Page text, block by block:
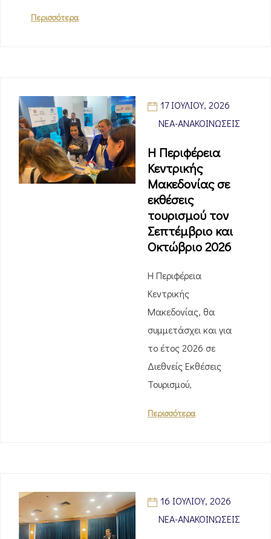
Περισσότερα
17 ΙΟΥΛΊΟΥ, 2026
ΝΈΑ-ΑΝΑΚΟΙΝΏΣΕΙΣ
Η Περιφέρεια
Κεντρικής
Μακεδονίας σε
εκθέσεις
τουρισμού τον
Σεπτέμβριο και
Οκτώβριο 2026
Η Περιφέρεια
Κεντρικής
Μακεδονίας, θα
συμμετάσχει και για
το έτος 2026 σε
Διεθνείς Εκθέσεις
Τουρισμού,
Περισσότερα
16 ΙΟΥΛΊΟΥ, 2026
ΝΈΑ-ΑΝΑΚΟΙΝΏΣΕΙΣ